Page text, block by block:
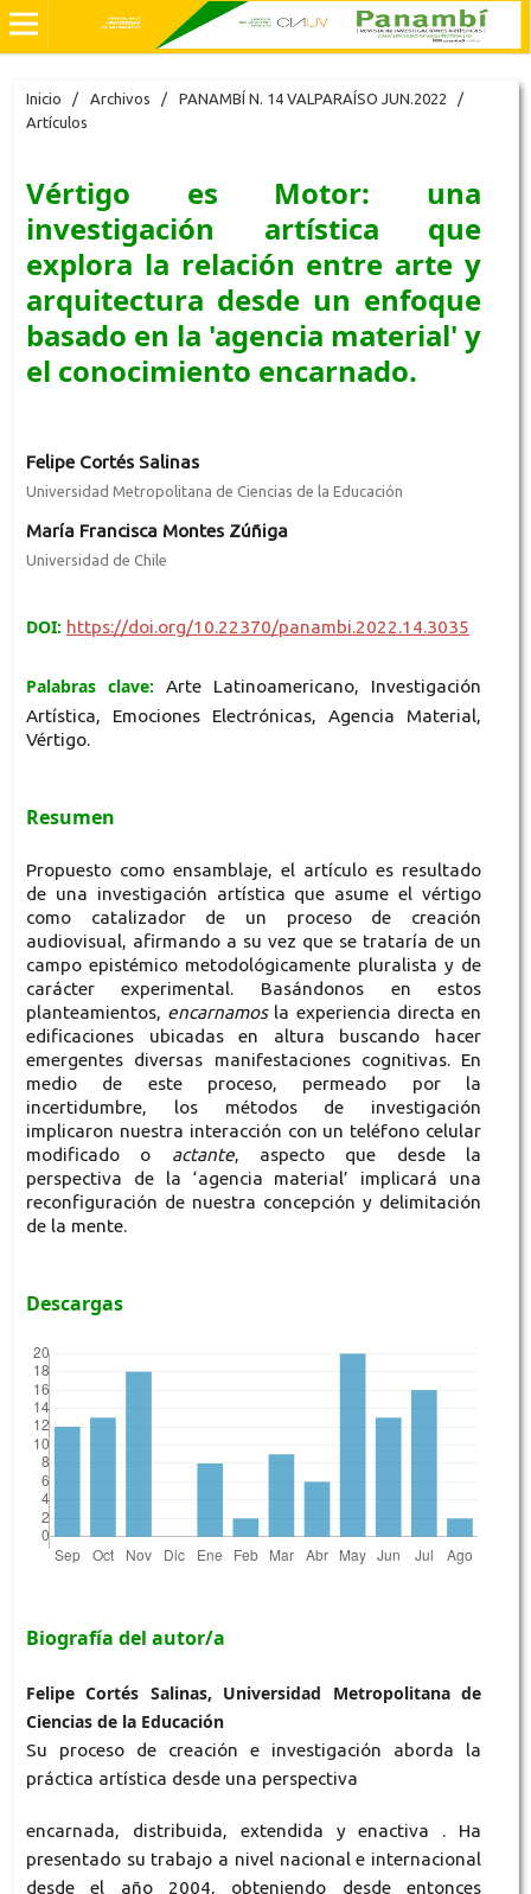
Inicio / Archivos / PANAMBÍ N. 14 VALPARAÍSO JUN.2022
/
Artículos
Vértigo es Motor: una
investigación artística que
explora la relación entre arte y
arquitectura desde un enfoque
basado en la 'agencia material' y
el conocimiento encarnado.
Felipe Cortés Salinas
Universidad Metropolitana de Ciencias de la Educación
María Francisca Montes Zúñiga
Universidad de Chile
DOI: https://doi.org/10.22370/panambi.2022.14.3035
Palabras clave: Arte Latinoamericano, Investigación
Artística, Emociones Electrónicas, Agencia Material,
Vértigo.
Resumen
Propuesto como ensamblaje, el artículo es resultado
de una investigación artística que asume el vértigo
como catalizador de un proceso de creación
audiovisual, afirmando a su vez que se trataría de un
campo epistémico metodológicamente pluralista y de
carácter experimental. Basándonos en estos
planteamientos, encarnamos la experiencia directa en
edificaciones ubicadas en altura buscando hacer
emergentes diversas manifestaciones cognitivas. En
medio de este proceso, permeado por la
incertidumbre, los métodos de investigación
implicaron nuestra interacción con un teléfono celular
modificado o actante, aspecto que desde la
perspectiva de la ‘agencia material’ implicará una
reconfiguración de nuestra concepción y delimitación
de la mente.
Descargas
Biografía del autor/a
Felipe Cortés Salinas, Universidad Metropolitana de
Ciencias de la Educación
Su proceso de creación e investigación aborda la
práctica artística desde una perspectiva
encarnada, distribuida, extendida y enactiva . Ha
presentado su trabajo a nivel nacional e internacional
desde el año 2004, obteniendo desde entonces